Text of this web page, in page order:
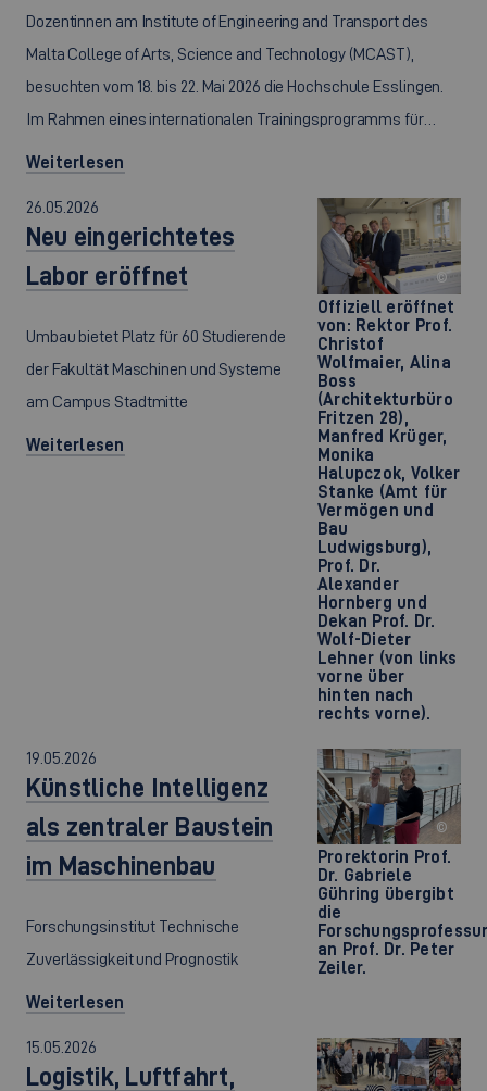
Dozentinnen am Institute of Engineering and Transport des
Malta College of Arts, Science and Technology (MCAST),
besuchten vom 18. bis 22. Mai 2026 die Hochschule Esslingen.
Im Rahmen eines internationalen Trainingsprogramms für…
Weiterlesen
Offiziell eröffnet
von: Rektor Prof.
Christof
Wolfmaier, Alina
Boss
(Architekturbüro
Fritzen 28),
Manfred Krüger,
Monika
Halupczok, Volker
Stanke (Amt für
Vermögen und
Bau
Ludwigsburg),
Prof. Dr.
Alexander
Hornberg und
Dekan Prof. Dr.
Wolf-Dieter
Lehner (von links
vorne über
hinten nach
rechts vorne).
©
26.05.2026
Neu eingerichtetes
Labor eröffnet
Umbau bietet Platz für 60 Studierende
der Fakultät Maschinen und Systeme
am Campus Stadtmitte
Weiterlesen
Prorektorin Prof.
Dr. Gabriele
Gühring übergibt
die
an Prof. Dr. Peter
Zeiler.
©
19.05.2026
Künstliche Intelligenz
als zentraler Baustein
im Maschinenbau
Forschungsinstitut Technische
Zuverlässigkeit und Prognostik
Weiterlesen
15.05.2026
Logistik, Luftfahrt,